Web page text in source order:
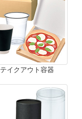
テイクアウト容器